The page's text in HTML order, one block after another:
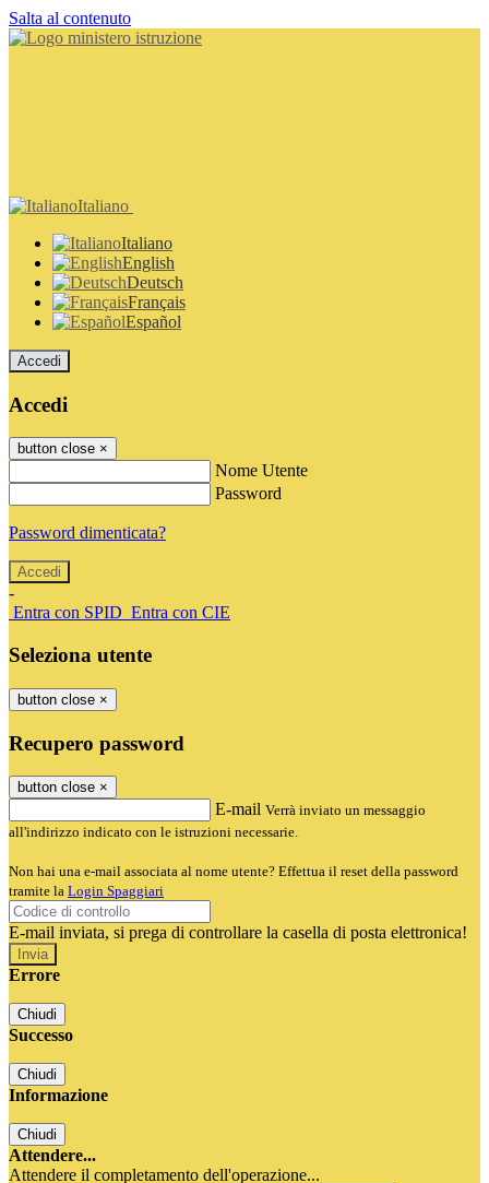
Salta al contenuto
Italiano
Italiano
English
Deutsch
Français
Español
Accedi
Accedi
button close ×
Nome Utente
Password
Password dimenticata?
-
Entra con SPID Entra con CIE
Seleziona utente
button close ×
Recupero password
button close ×
E-mail Verrà inviato un messaggio
all'indirizzo indicato con le istruzioni necessarie.
Non hai una e-mail associata al nome utente? Effettua il reset della password
tramite la Login Spaggiari
E-mail inviata, si prega di controllare la casella di posta elettronica!
Errore
Chiudi
Successo
Chiudi
Informazione
Chiudi
Attendere...
Attendere il completamento dell'operazione...